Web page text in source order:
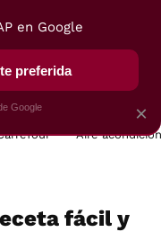
VEGUI
Aire
fácil y
×
en Google
preferida
Google